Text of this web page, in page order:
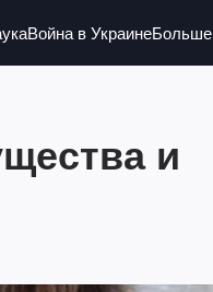
Война в УкраинеБольше
и